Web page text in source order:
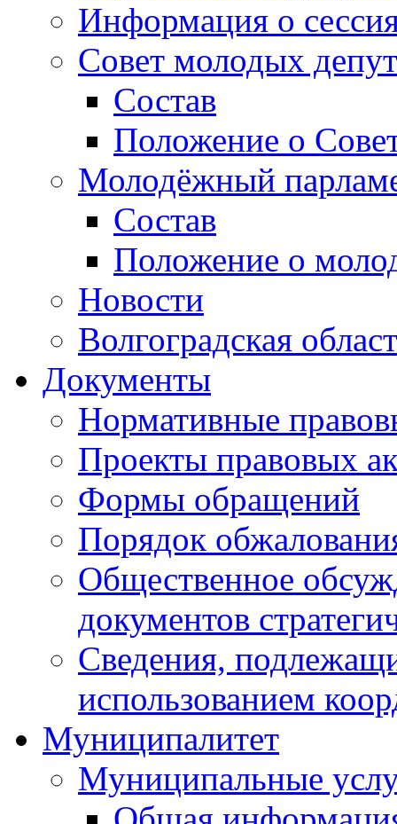
Информация о
Совет молодых
Состав
Положение о
Молодёжный
Состав
Положение о
Новости
Волгоградская
Документы
Нормативные
Проекты правовых
Формы обращений
Порядок
Общественное
документов
Сведения,
использованием
Муниципалитет
Муниципальные